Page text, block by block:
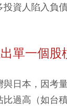
投資人陷入負
單一個股
日本，因考
過高（如台